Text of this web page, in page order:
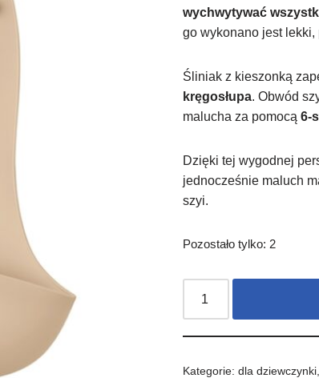
wychwytywać
go wykonano jest lekki,
Śliniak z kieszonką
kręgosłupa. Obwód
malucha za pomocą6-
Dzięki tej wygodnej
jednocześnie maluch
szyi.
Pozostało tylko: 2
Kategorie:dla dziewczynki